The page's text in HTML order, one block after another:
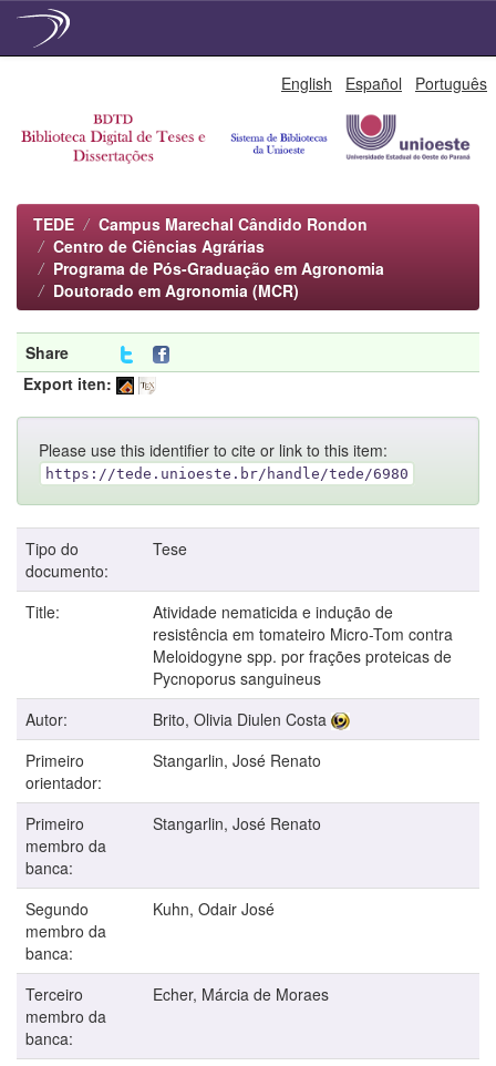
English Español Português
TEDE
Campus Marechal Cândido Rondon
Centro de Ciências Agrárias
Programa de Pós-Graduação em Agronomia
Doutorado em Agronomia (MCR)
Share
Export iten:
Please use this identifier to cite or link to this item:
https://tede.unioeste.br/handle/tede/6980
Tipo do
documento:
Tese
Title:
Atividade nematicida e indução de
resistência em tomateiro Micro-Tom contra
Meloidogyne spp. por frações proteicas de
Pycnoporus sanguineus
Autor:
Brito, Olivia Diulen Costa
Primeiro
orientador:
Stangarlin, José Renato
Primeiro
membro da
banca:
Stangarlin, José Renato
Segundo
membro da
banca:
Kuhn, Odair José
Terceiro
membro da
banca:
Echer, Márcia de Moraes